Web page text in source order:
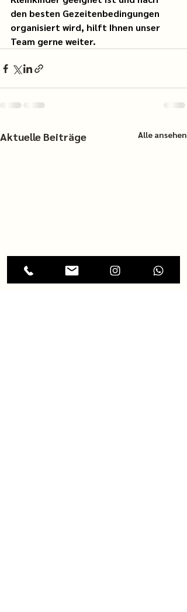
den besten Gezeitenbedingungen
organisiert wird, hilft Ihnen unser
Team gerne weiter.
Aktuelle Beiträge Alle ansehen